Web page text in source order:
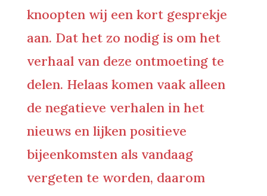
knoopten wij een kort gesprekje
aan. Dat het zo nodig is om het
verhaal van deze ontmoeting te
delen. Helaas komen vaak alleen
de negatieve verhalen in het
nieuws en lijken positieve
bijeenkomsten als vandaag
vergeten te worden, daarom